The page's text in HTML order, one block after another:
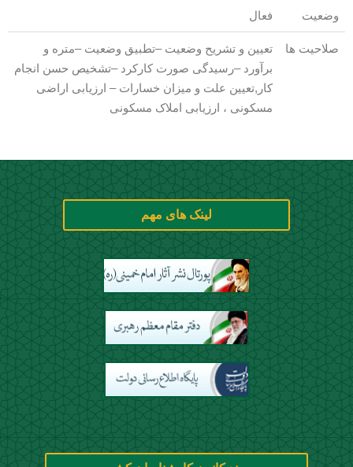
وضعیت فعال
صلاحیت ها
تعیین و تشریح وضعیت –تطبیق وضعیت –متره و
برآورد –رسیدگی صورت کارکرد –تشخیص حسن انجام
کار,تعیین علت و میزان خسارات – ارزیابی اراضی
مسکونی ، ارزیابی املاک مسکونی
لینک های مهم